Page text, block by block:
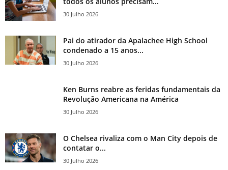
30 Julho 2026
Pai do atirador da Apalachee High School
condenado a 15 anos...
30 Julho 2026
Ken Burns reabre as feridas fundamentais da
Revolução Americana na América
30 Julho 2026
O Chelsea rivaliza com o Man City depois de
contatar o...
30 Julho 2026